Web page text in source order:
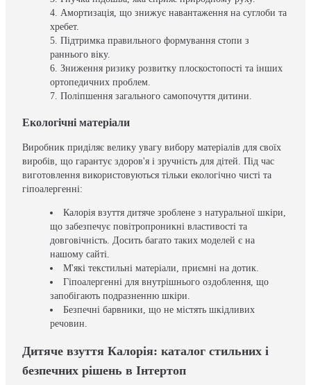
Амортизація, що знижує навантаження на суглоби та
хребет.
Підтримка правильного формування стопи з
раннього віку.
Зниження ризику розвитку плоскостопості та інших
ортопедичних проблем.
Поліпшення загального самопочуття дитини.
Екологічні матеріали
Виробник приділяє велику увагу вибору матеріалів для своїх
виробів, що гарантує здоров'я і зручність для дітей. Під час
виготовлення використовуються тільки екологічно чисті та
гіпоалергенні:
Калорія взуття дитяче зроблене з натуральної шкіри,
що забезпечує повітропроникні властивості та
довговічність. Досить багато таких моделей є на
нашому сайті.
М'які текстильні матеріали, приємні на дотик.
Гіпоалергенні для внутрішнього оздоблення, що
запобігають подразненню шкіри.
Безпечні барвники, що не містять шкідливих
речовин.
Дитяче взуття Калорія: каталог стильних і
безпечних рішень в Інтертоп